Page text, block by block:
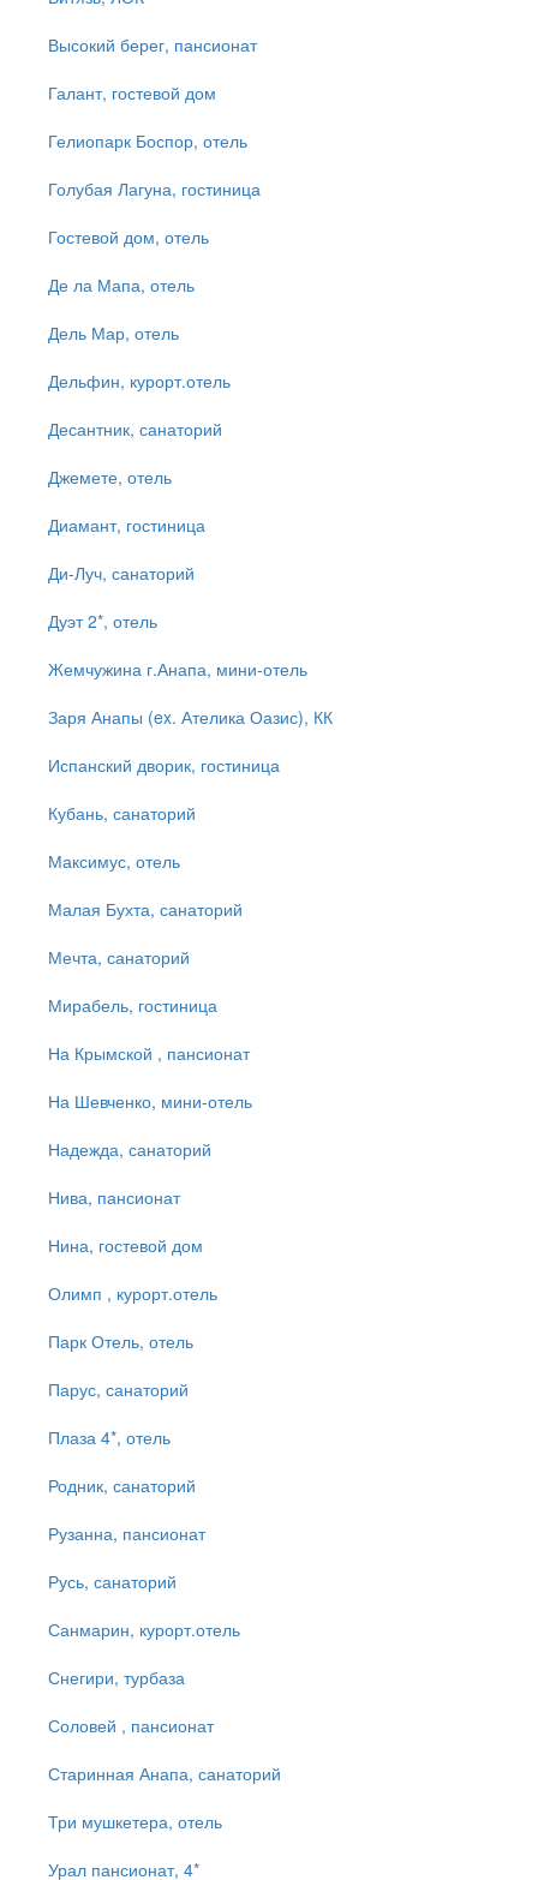
Высокий берег, пансионат
Галант, гостевой дом
Гелиопарк Боспор, отель
Голубая Лагуна, гостиница
Гостевой дом, отель
Де ла Мапа, отель
Дель Мар, отель
Дельфин, курорт.отель
Десантник, санаторий
Джемете, отель
Диамант, гостиница
Ди-Луч, санаторий
Дуэт 2*, отель
Жемчужина г.Анапа, мини-отель
Заря Анапы (ex. Ателика Оазис), КК
Испанский дворик, гостиница
Кубань, санаторий
Максимус, отель
Малая Бухта, санаторий
Мечта, санаторий
Мирабель, гостиница
На Крымской , пансионат
На Шевченко, мини-отель
Надежда, санаторий
Нива, пансионат
Нина, гостевой дом
Олимп , курорт.отель
Парк Отель, отель
Парус, санаторий
Плаза 4*, отель
Родник, санаторий
Рузанна, пансионат
Русь, санаторий
Санмарин, курорт.отель
Снегири, турбаза
Соловей , пансионат
Старинная Анапа, санаторий
Три мушкетера, отель
Урал пансионат, 4*